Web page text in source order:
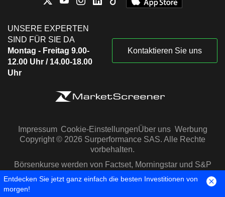
UNSERE EXPERTEN
SIND FÜR SIE DA
Montag - Freitag 9.00-
12.00 Uhr / 14.00-18.00
Uhr
Kontaktieren Sie uns
Impressum Cookie-EinstellungenÜber uns Werbung
Copyright © 2026 Surperformance SAS. Alle Rechte
vorbehalten.
Börsenkurse werden von Factset, Morningstar und S&P
Capital IQ zur Verfügung gestellt
Entdecken Sie jetzt ganz einfach die besten Investitionen von
morgen!